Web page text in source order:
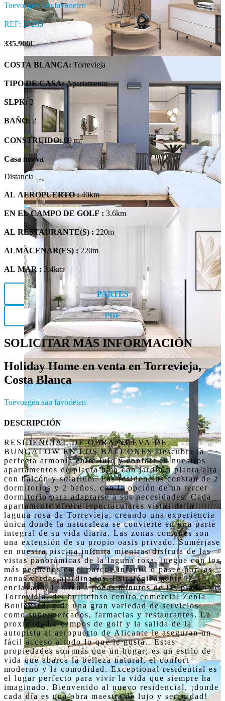
Toevoegen aan favorieten
REF: 27283
335.900€
COSTA BLANCA: Torrevieja
TIPO DE CASA:Apartamento
SLPK: 3
BAÑO: 2
CONSTRUIDO: 69 m2
Casa nueva
Distancia
AL AEROPUERTO :40km
EN EL CAMPO DE GOLF : 3.6km
AL RESTAURANTE(S) : 220m
ALMACENAR(ES) : 220m
AL MAR : 3.4km
PARTES
PDF
SOLICITAR MÁS INFORMACIÓN
Holiday Home en venta en Torrevieja,
Costa Blanca
Toevoegen aan favorieten
DESCRIPCIÓN
RESIDENCIAL DE OBRA NUEVA DE
BUNGALOW EN LOS BALCONES Descubra la
perfecta armonía entre lujo y confort en nuestros
apartamentos de planta baja con jardín o planta alta
con balcón y solarium. Las residencias constan de 2
dormitorios y 2 baños, con la opción de un tercer
dormitorio para adaptarse a sus necesidades. Cada
apartamento ofrece espectaculares vistas de la
laguna rosa de Torrevieja, creando una experiencia
única donde la naturaleza se convierte en una parte
integral de su vida diaria. Las zonas comunes son
una extensión de su propio oasis privado. Sumérjase
en nuestra piscina infinita mientras disfruta de las
vistas panorámicas de la laguna rosa, juegue con los
más pequeños en el parque infantil o pasee por las
zonas verdes ajardinadas. Estratégicamente
enclavado, le sitúa a pocos minutos de las playas de
Torrevieja, del bullicioso centro comercial Zenia
Boulevard, y de una gran variedad de servicios
como supermercados, farmacias y restaurantes. La
proximidad a campos de golf y la salida de la
autopista al aeropuerto de Alicante le aseguran un
fácil acceso a todo lo que le gusta.  Estas
propiedades son más que un hogar; es un estilo de
vida que abarca la belleza natural, el confort
moderno y la comodidad. Exceptional residential es
el lugar perfecto para vivir la vida que siempre ha
imaginado. Bienvenido al nuevo residencial, ¡donde
cada día es una obra maestra de lujo y serenidad!